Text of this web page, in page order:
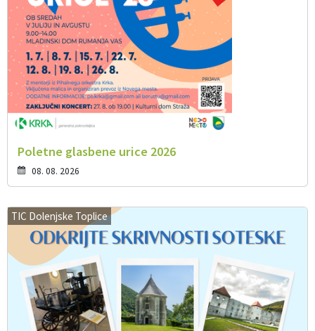
Poletne glasbene urice 2026
08. 08. 2026
TIC Dolenjske Toplice